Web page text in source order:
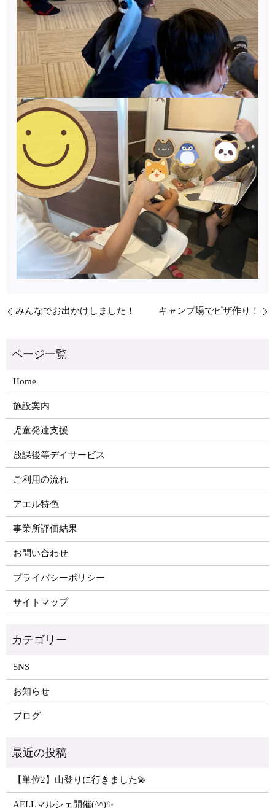
みんなでお出かけしました！ キャンプ場でピザ作り！
Home
施設案内
児童発達支援
放課後等デイサービス
ご利用の流れ
アエル特色
事業所評価結果
お問い合わせ
プライバシーポリシー
サイトマップ
SNS
お知らせ
ブログ
【単位2】山登りに行きました💫
AELLマルシェ開催(^^)✨